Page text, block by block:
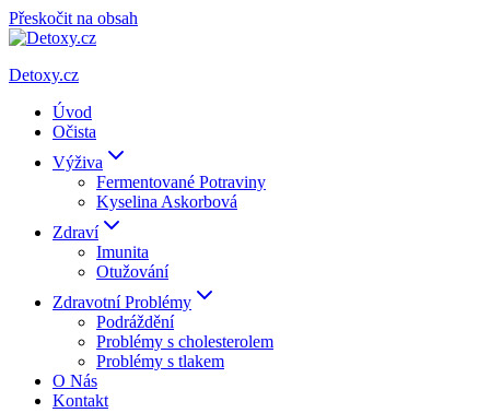
Přeskočit na obsah
Detoxy.cz
Úvod
Očista
Výživa
Fermentované Potraviny
Kyselina Askorbová
Zdraví
Imunita
Otužování
Zdravotní Problémy
Podráždění
Problémy s cholesterolem
Problémy s tlakem
O Nás
Kontakt